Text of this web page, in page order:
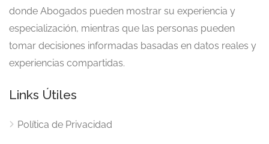
donde Abogados pueden mostrar su experiencia y
especialización, mientras que las personas pueden
tomar decisiones informadas basadas en datos reales y
experiencias compartidas.
Links Útiles
Política de Privacidad